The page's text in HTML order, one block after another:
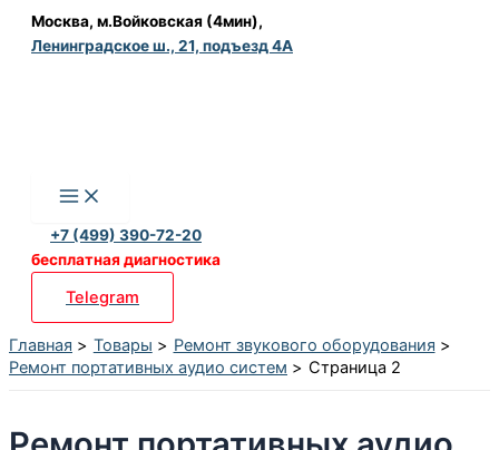
Перейти
Москва, м.Войковская (4мин),
Ленинградское ш., 21, подъезд 4А
+7 (499) 390-72-20
бесплатная диагностика
Telegram
Главная Товары
Ремонт звукового оборудования
Ремонт портативных аудио систем
Страница 2